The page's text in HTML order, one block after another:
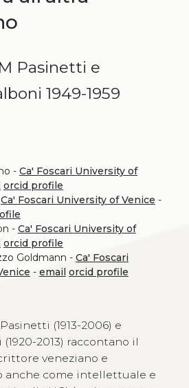
Pasinetti e
1949-1959
- Ca' Foscari University of
orcid profile
Ca' Foscari University of Venice -
- Ca' Foscari University of
orcid profile
Goldmann - Ca' Foscari
- email orcid profile
(1913-2006) e
2013) raccontano il
veneziano e
anche come intellettuale e